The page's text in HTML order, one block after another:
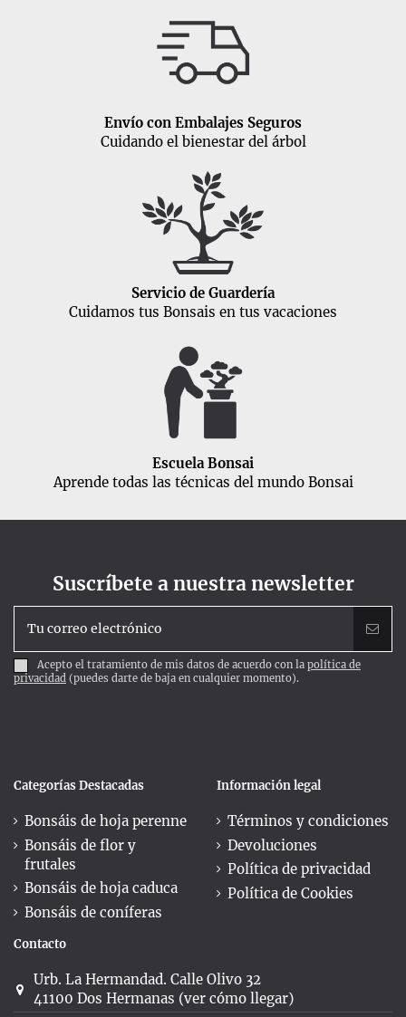
Envío con Embalajes Seguros
Cuidando el bienestar del árbol
Servicio de Guardería
Cuidamos tus Bonsais en tus vacaciones
Escuela Bonsai
Aprende todas las técnicas del mundo Bonsai
Suscríbete a nuestra newsletter
Acepto el tratamiento de mis datos de acuerdo con la política de
privacidad (puedes darte de baja en cualquier momento).
Categorías Destacadas
Bonsáis de hoja perenne
Bonsáis de flor y
frutales
Bonsáis de hoja caduca
Bonsáis de coníferas
Información legal
Términos y condiciones
Devoluciones
Política de privacidad
Política de Cookies
Contacto
Urb. La Hermandad. Calle Olivo 32
41100 Dos Hermanas (ver cómo llegar)